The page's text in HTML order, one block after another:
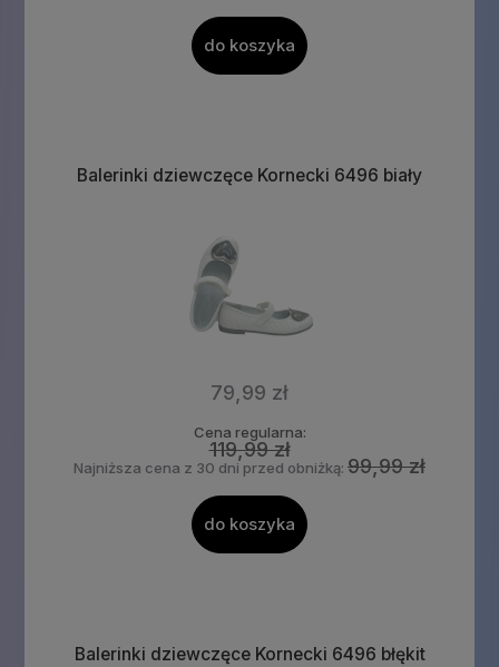
do koszyka
Balerinki dziewczęce Kornecki 6496 biały
79,99 zł
Cena regularna:
119,99 zł
Najniższa cena z 30 dni przed obniżką: 99,99 zł
do koszyka
Balerinki dziewczęce Kornecki 6496 błękit